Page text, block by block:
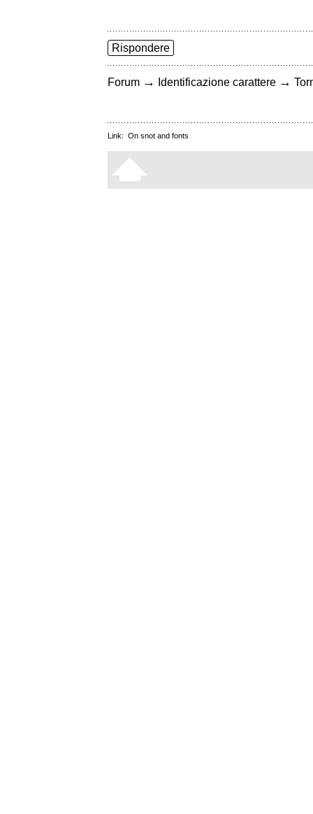
Rispondere
Forum → Identificazione carattere →
Link: On snot and fonts